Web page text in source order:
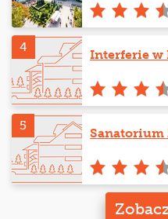
4
Interferie w
5
Sanatorium